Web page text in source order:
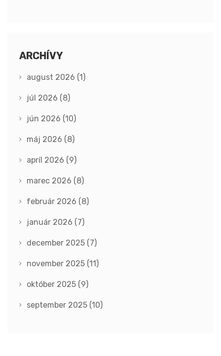
ARCHÍVY
august 2026 (1)
júl 2026 (8)
jún 2026 (10)
máj 2026 (8)
apríl 2026 (9)
marec 2026 (8)
február 2026 (8)
január 2026 (7)
december 2025 (7)
november 2025 (11)
október 2025 (9)
september 2025 (10)